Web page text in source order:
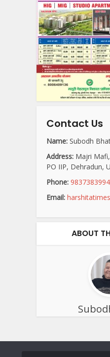
Contact Us
Name: Subodh
Address: Majri
PO IIP, Dehradun,
Phone: 9837383994
Email:
ABOUT